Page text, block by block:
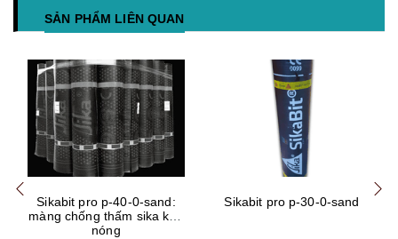
SẢN PHẨM LIÊN QUAN
Sikabit pro p-40-0-sand:
màng chống thấm sika khò
nóng
Sikabit pro p-30-0-sand
Hết hàng